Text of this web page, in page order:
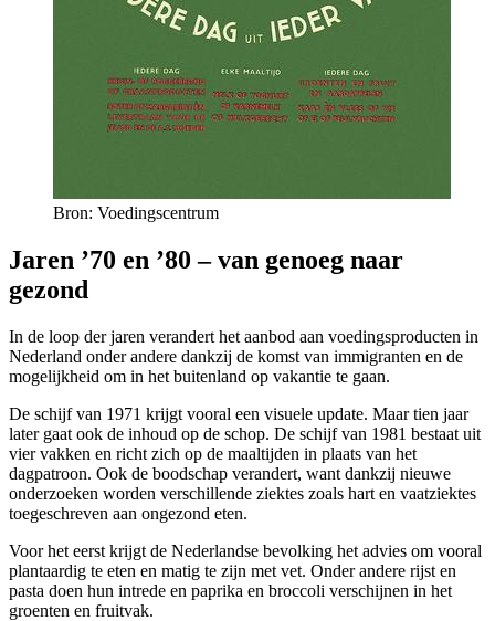
Bron: Voedingscentrum
Jaren ’70 en ’80 – van genoeg naar
gezond
In de loop der jaren verandert het aanbod aan voedingsproducten in
Nederland onder andere dankzij de komst van immigranten en de
mogelijkheid om in het buitenland op vakantie te gaan.
De schijf van 1971 krijgt vooral een visuele update. Maar tien jaar
later gaat ook de inhoud op de schop. De schijf van 1981 bestaat uit
vier vakken en richt zich op de maaltijden in plaats van het
dagpatroon. Ook de boodschap verandert, want dankzij nieuwe
onderzoeken worden verschillende ziektes zoals hart en vaatziektes
toegeschreven aan ongezond eten.
Voor het eerst krijgt de Nederlandse bevolking het advies om vooral
plantaardig te eten en matig te zijn met vet. Onder andere rijst en
pasta doen hun intrede en paprika en broccoli verschijnen in het
groenten en fruitvak.